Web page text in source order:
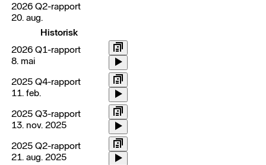
2026 Q2-rapport
20. aug.
Historisk
2026 Q1-rapport
8. mai
2025 Q4-rapport
11. feb.
2025 Q3-rapport
13. nov. 2025
2025 Q2-rapport
21. aug. 2025